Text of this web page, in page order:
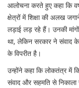
आलोचना करते हुए कहा कि
क्षेत्रों में शिक्षा की अलख
लड़ाई लड़ रहे हैं। उनकी
था, लेकिन सरकार ने संवाद के
के विपरीत है।
उन्होंने कहा कि लोकतंत्र में
संवाद और सहमति से निकाला